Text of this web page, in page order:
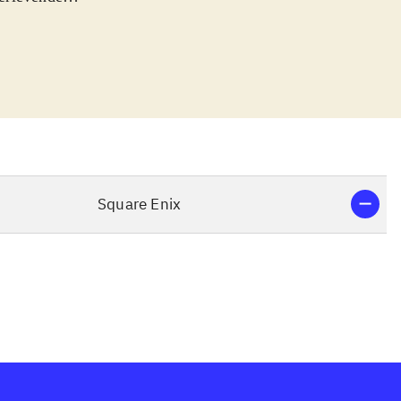
for os
laserzapning,
VIII,
Square Enix